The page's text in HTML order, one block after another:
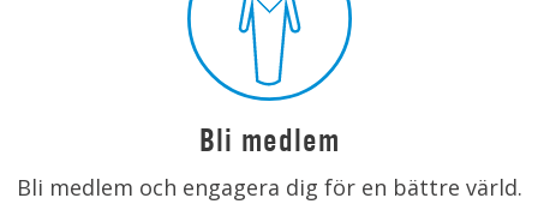
Bli medlem
Bli medlem och engagera dig för en bättre värld.